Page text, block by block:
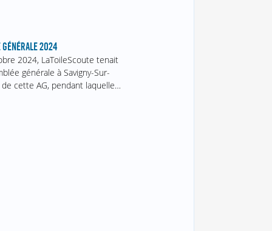
GÉNÉRALE 2024
2024, LaToileScoute tenait
générale à Savigny-Sur-
de cette AG, pendant laquelle…